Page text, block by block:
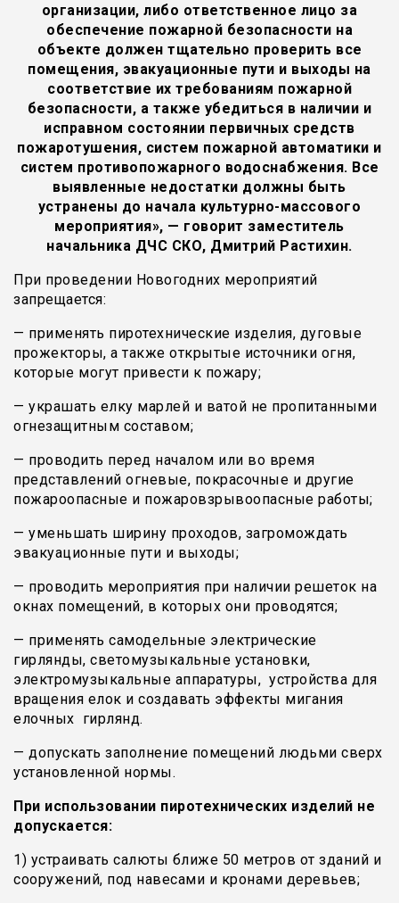
организации, либо ответственное лицо за
обеспечение пожарной безопасности на
объекте должен тщательно проверить все
помещения, эвакуационные пути и выходы на
соответствие их требованиям пожарной
безопасности, а также убедиться в наличии и
исправном состоянии первичных средств
пожаротушения, систем пожарной автоматики и
систем противопожарного водоснабжения. Все
выявленные недостатки должны быть
устранены до начала культурно-массового
мероприятия», — говорит заместитель
начальника ДЧС СКО, Дмитрий Растихин.
При проведении Новогодних мероприятий
запрещается:
— применять пиротехнические изделия, дуговые
прожекторы, а также открытые источники огня,
которые могут привести к пожару;
— украшать елку марлей и ватой не пропитанными
огнезащитным составом;
— проводить перед началом или во время
представлений огневые, покрасочные и другие
пожароопасные и пожаровзрывоопасные работы;
— уменьшать ширину проходов, загромождать
эвакуационные пути и выходы;
— проводить мероприятия при наличии решеток на
окнах помещений, в которых они проводятся;
— применять самодельные электрические
гирлянды, светомузыкальные установки,
электромузыкальные аппаратуры, устройства для
вращения елок и создавать эффекты мигания
елочных гирлянд.
— допускать заполнение помещений людьми сверх
установленной нормы.
При использовании пиротехнических изделий не
допускается:
1) устраивать салюты ближе 50 метров от зданий и
сооружений, под навесами и кронами деревьев;